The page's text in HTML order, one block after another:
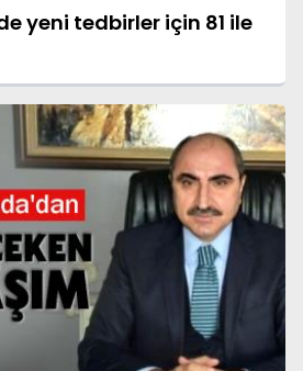
yeni tedbirler için 81 ile